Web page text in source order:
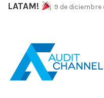
LATAM!
9 de diciembre